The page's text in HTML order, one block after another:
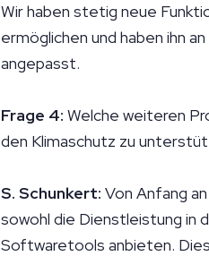
Wir haben stetig neue
ermöglichen und haben ihn
angepasst.
Frage 4: Welche weiteren
den Klimaschutz zu
S. Schunkert: Von Anfang
sowohl die Dienstleistung in
Softwaretools anbieten.